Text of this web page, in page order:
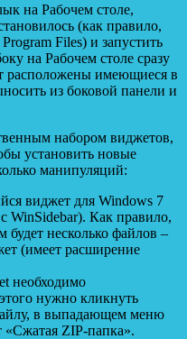
на Рабочем столе,
(как правило,
Files) и запустить
на Рабочем столе сразу
расположены имеющиеся в
из боковой панели и
набором виджетов,
установить новые
манипуляций:
виджет для Windows 7
WinSidebar). Как правило,
будет несколько файлов –
(имеет расширение
необходимо
нужно кликнуть
в выпадающем меню
«Сжатая ZIP-папка».